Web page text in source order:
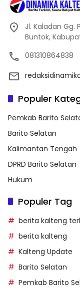
Jl. Kaladan Gg.
Buntok,
081310864838
Populer
Pemkab Barito
Barito Selatan
Kalimantan Tengah
DPRD Barito Selatan
Hukum
Populer Tag
berita kalteng
berita kalteng
Kalteng Update
Barito Selatan
Pemkab Barito